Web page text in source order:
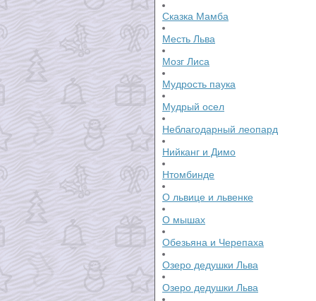
Сказка Мамба
Месть Льва
Мозг Лиса
Мудрость паука
Мудрый осел
Неблагодарный леопард
Нийканг и Димо
Нтомбинде
О львице и львенке
О мышах
Обезьяна и Черепаха
Озеро дедушки Льва
Озеро дедушки Льва